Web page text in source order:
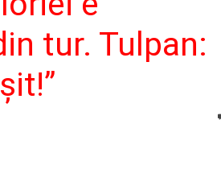
tur. Tulpan: